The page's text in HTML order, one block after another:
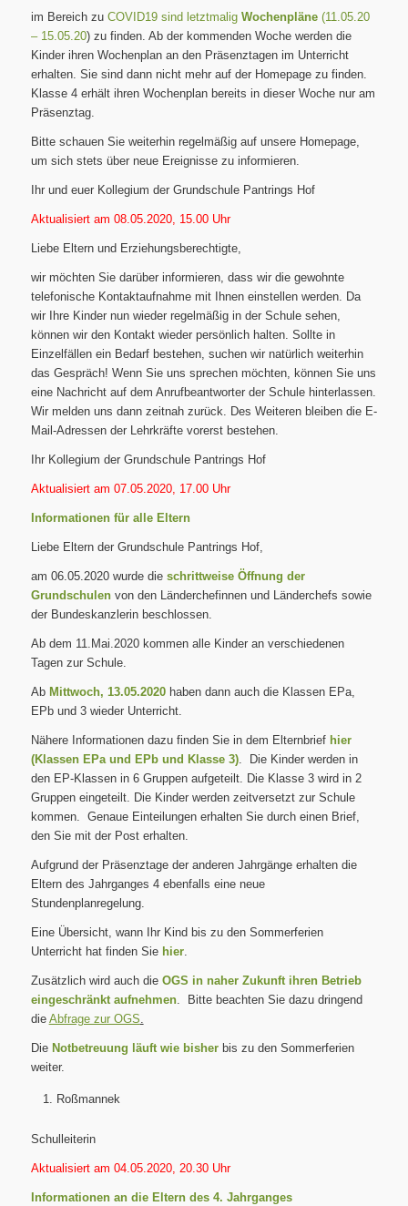
im Bereich zu COVID19 sind letztmalig Wochenpläne(11.05.20
–15.05.20) zu finden. Ab der kommenden Woche werden die
Kinder ihren Wochenplan an den Präsenztagen im Unterricht
erhalten. Sie sind dann nicht mehr auf der Homepage zu finden.
Klasse 4 erhält ihren Wochenplan bereits in dieser Woche nur am
Präsenztag.
Bitte schauen Sie weiterhin regelmäßig auf unsere Homepage,
um sich stets über neue Ereignisse zu informieren.
Ihr und euer Kollegium der Grundschule Pantrings Hof
Aktualisiert am 08.05.2020, 15.00 Uhr
Liebe Eltern und Erziehungsberechtigte,
wir möchten Sie darüber informieren, dass wir die gewohnte
telefonische Kontaktaufnahme mit Ihnen einstellen werden. Da
wir Ihre Kinder nun wieder regelmäßig in der Schule sehen,
können wir den Kontakt wieder persönlich halten. Sollte in
Einzelfällen ein Bedarf bestehen, suchen wir natürlich weiterhin
das Gespräch! Wenn Sie uns sprechen möchten, können Sie uns
eine Nachricht auf dem Anrufbeantworter der Schule hinterlassen.
Wir melden uns dann zeitnah zurück. Des Weiteren bleiben die E-
Mail-Adressen der Lehrkräfte vorerst bestehen.
Ihr Kollegium der Grundschule Pantrings Hof
Aktualisiert am 07.05.2020, 17.00 Uhr
Informationen für alle Eltern
Liebe Eltern der Grundschule Pantrings Hof,
am 06.05.2020 wurde die schrittweise Öffnung der
Grundschulenvon den Länderchefinnen und Länderchefs sowie
der Bundeskanzlerin beschlossen.
Ab dem 11.Mai.2020 kommen alle Kinder an verschiedenen
Tagen zur Schule.
Ab Mittwoch, 13.05.2020haben dann auch die Klassen EPa,
EPb und 3 wieder Unterricht.
Nähere Informationen dazu finden Sie in dem Elternbrief hier
(Klassen EPa und EPbund Klasse 3). Die Kinder werden in
den EP-Klassen in 6 Gruppen aufgeteilt. Die Klasse 3 wird in 2
Gruppen eingeteilt. Die Kinder werden zeitversetzt zur Schule
kommen. Genaue Einteilungen erhalten Sie durch einen Brief,
den Sie mit der Post erhalten.
Aufgrund der Präsenztage der anderen Jahrgänge erhalten die
Eltern des Jahrganges 4 ebenfalls eine neue
Stundenplanregelung.
Eine Übersicht, wann Ihr Kind bis zu den Sommerferien
Unterricht hat finden Sie hier.
Zusätzlich wird auch die OGS in naher Zukunft ihren Betrieb
eingeschränkt aufnehmen. Bitte beachten Sie dazu dringend
die Abfrage zur OGS.
Die Notbetreuung läuft wie bisherbis zu den Sommerferien
weiter.
Roßmannek
Schulleiterin
Aktualisiert am 04.05.2020, 20.30 Uhr
Informationen an die Eltern des 4. Jahrganges